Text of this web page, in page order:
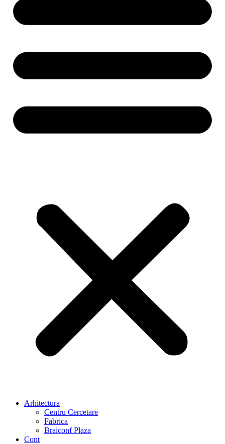
Arhitectura
Centru Cercetare
Fabrica
Braiconf Plaza
Cont